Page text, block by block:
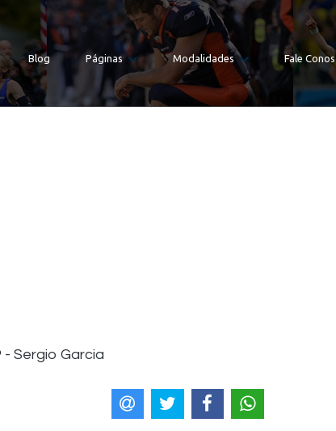
Blog Páginas Modalidades Fale
- Sergio Garcia